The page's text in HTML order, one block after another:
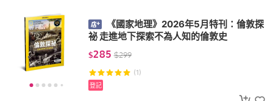
《國家地理》2026年5月特刊：倫敦探
祕 走進地下探索不為人知的倫敦史
$285 $299
(1)
登記